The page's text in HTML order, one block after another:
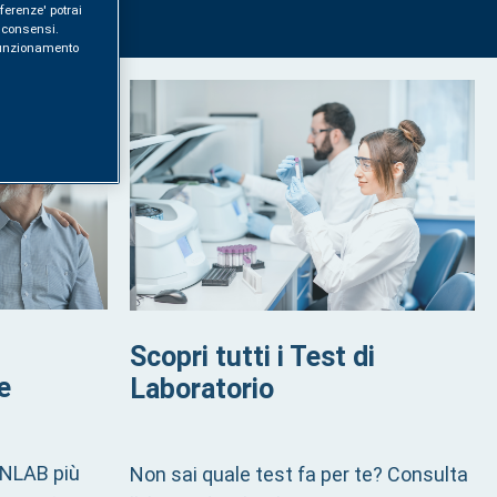
più
Scopri tutti i Test di
Laboratorio
Non sai quale test fa per te? Consulta
potrai